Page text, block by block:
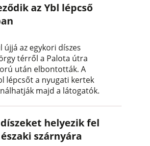
az Ybl lépcső
az egykori díszes
térről a Palota útra
után elbontották. A
lépcsőt a nyugati kertek
majd a látogatók.
helyezik fel
szárnyára